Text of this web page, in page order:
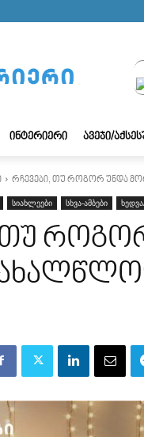
ᲘᲜᲢᲔᲠᲘᲔᲠᲘ ᲐᲕᲔᲯᲘ/
რჩევები, თუ როგორ უნდა
სიახლეები სხვა-ამბები
თუ